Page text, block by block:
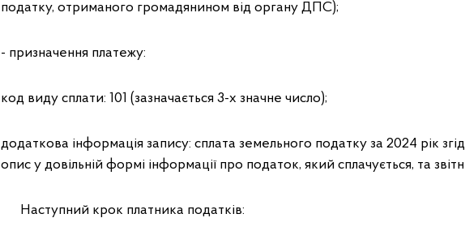
податку, отриманого громадянином від органу ДПС);
- призначення платежу:
код виду сплати: 101 (зазначається 3-х значне число);
додаткова інформація запису: сплата земельного податку за 2024 рік
опис у довільній формі інформації про податок, який сплачується, та
Наступний крок платника податків: